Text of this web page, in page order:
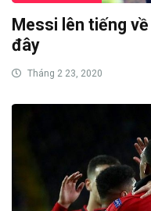
Messi lên tiếng
đây
Tháng 2 23, 2020